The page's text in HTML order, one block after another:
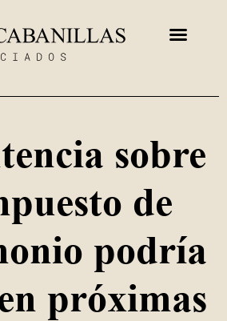
sobre
de
podría
próximas